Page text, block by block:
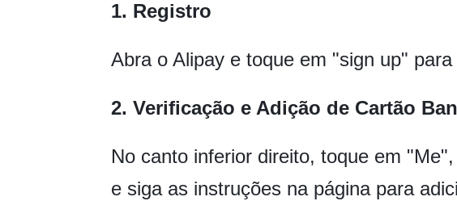
1. Registro
Abra o Alipay e toque em "sign up"
2. Verificação e Adição de Cartão
No canto inferior direito, toque em
e siga as instruções na página para